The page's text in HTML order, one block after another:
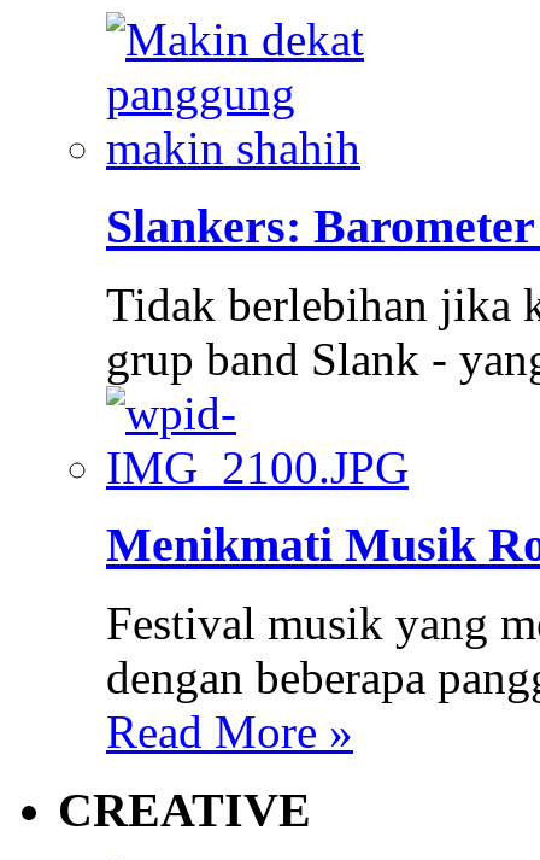
Slankers:
Tidak berlebihan jika
grup band Slank -
Menikmati Musik
Festival musik yang
dengan beberapa
Read More »
CREATIVE